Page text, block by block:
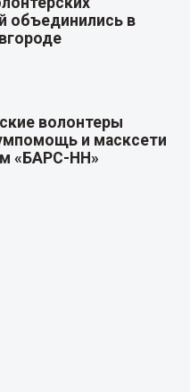
объединились в
волонтеры
и масксети
«БАРС-НН»